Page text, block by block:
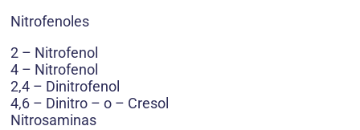
Nitrofenoles
2 – Nitrofenol
4 – Nitrofenol
2,4 – Dinitrofenol
4,6 – Dinitro – o – Cresol
Nitrosaminas